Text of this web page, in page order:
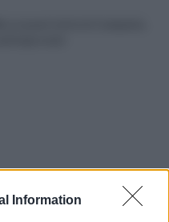
Information
a Flumeri, coinvolte due